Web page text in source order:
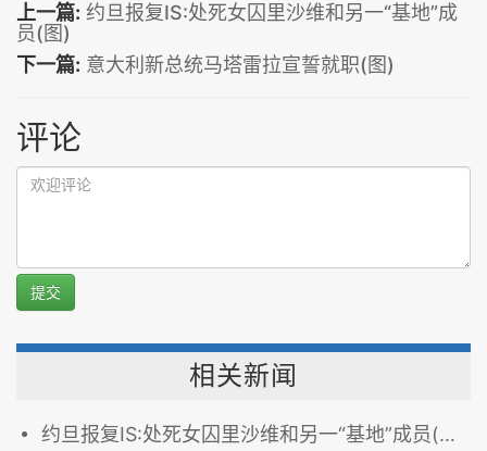
上一篇: 约旦报复IS:处死女囚里沙维和另一“基地”成
员(图)
下一篇: 意大利新总统马塔雷拉宣誓就职(图)
评论
提交
相关新闻
约旦报复IS:处死女囚里沙维和另一“基地”成员(图)